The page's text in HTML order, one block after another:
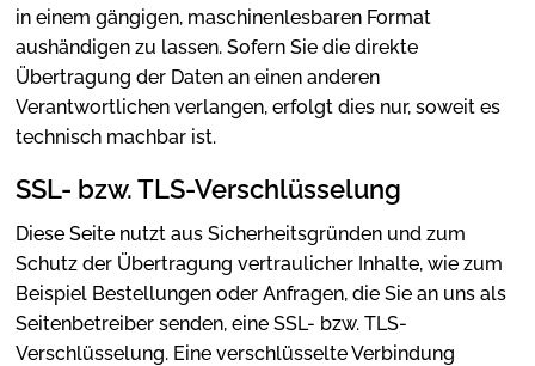
in einem gängigen, maschinenlesbaren Format
aushändigen zu lassen. Sofern Sie die direkte
Übertragung der Daten an einen anderen
Verantwortlichen verlangen, erfolgt dies nur, soweit es
technisch machbar ist.
SSL- bzw. TLS-Verschlüsselung
Diese Seite nutzt aus Sicherheitsgründen und zum
Schutz der Übertragung vertraulicher Inhalte, wie zum
Beispiel Bestellungen oder Anfragen, die Sie an uns als
Seitenbetreiber senden, eine SSL- bzw. TLS-
Verschlüsselung. Eine verschlüsselte Verbindung